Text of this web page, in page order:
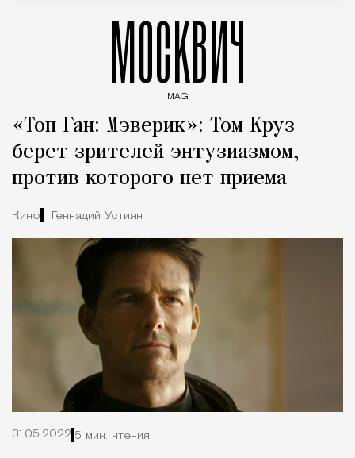
МОСКВИЧ
MAG
«Топ Ган: Мэверик»: Том Круз
берет зрителей энтузиазмом,
против которого нет приема
Кино Геннадий Устиян
31.05.2022 5 мин. чтения